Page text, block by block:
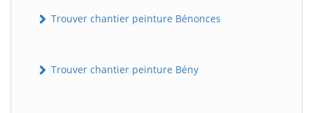
Trouver chantier peinture Bénonces
Trouver chantier peinture Bény